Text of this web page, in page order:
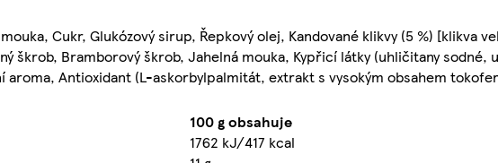
Cukr, Glukózový sirup, Řepkový olej, Kandované klikvy (5 %) [klikva
škrob, Bramborový škrob, Jahelná mouka, Kypřicí látky (uhličitany sodné,
Antioxidant (L-askorbylpalmitát, extrakt s vysokým obsahem
100 g obsahuje
1762 kJ/417 kcal